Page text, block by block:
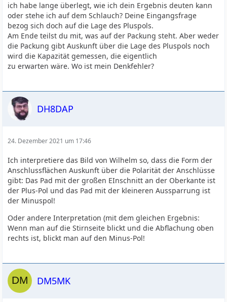
ich habe lange überlegt, wie ich dein Ergebnis deuten kann
oder stehe ich auf dem Schlauch? Deine Eingangsfrage
bezog sich doch auf die Lage des Pluspols.
Am Ende teilst du mit, was auf der Packung steht. Aber weder
die Packung gibt Auskunft über die Lage des Pluspols noch
wird die Kapazität gemessen, die eigentlich
zu erwarten wäre. Wo ist mein Denkfehler?
DH8DAP
24. Dezember 2021 um 17:46
Ich interpretiere das Bild von Wilhelm so, dass die Form der
Anschlussflächen Auskunft über die Polarität der Anschlüsse
gibt: Das Pad mit der großen EInschnitt an der Oberkante ist
der Plus-Pol und das Pad mit der kleineren Aussparrung ist
der Minuspol!
Oder andere Interpretation (mit dem gleichen Ergebnis:
Wenn man auf die Stirnseite blickt und die Abflachung oben
rechts ist, blickt man auf den Minus-Pol!
DM5MK